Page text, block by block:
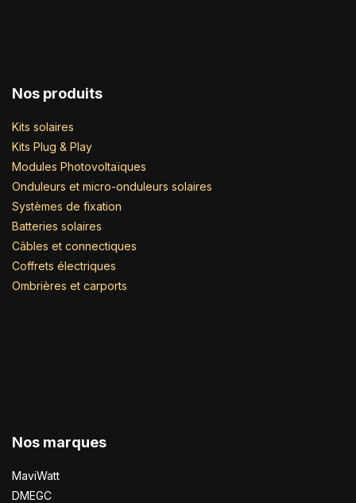
Nos produits
Kits solaires
Kits Plug & Play
Modules Photovoltaïques
Onduleurs et micro-onduleurs solaires
Systèmes de fixation
Batteries solaires
Câbles et connectiques
Coffrets électriques
Ombrières et carports
Nos marques
MaviWatt
DMEGC